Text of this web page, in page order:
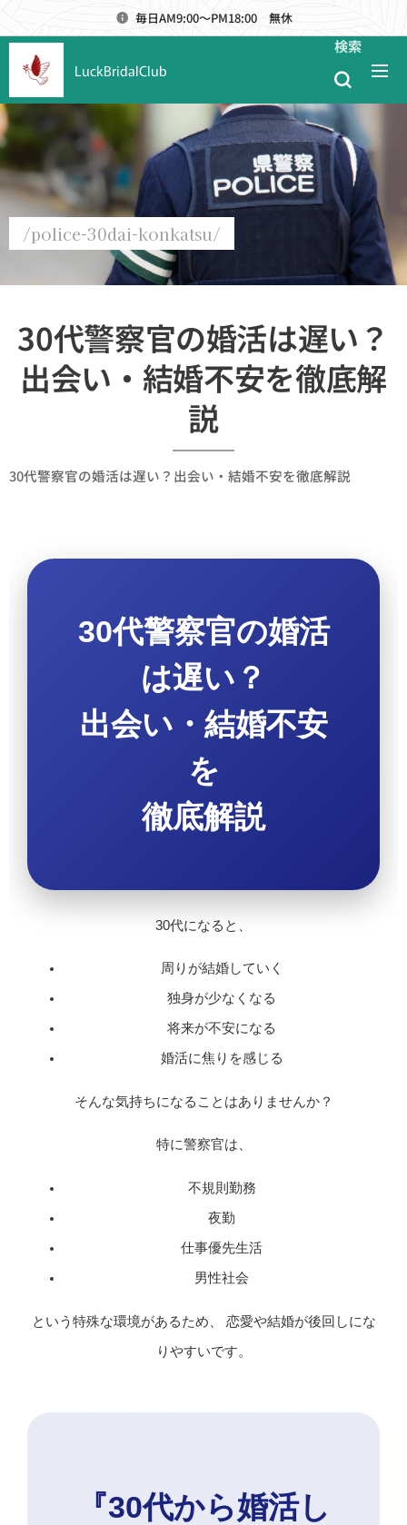
毎日AM9:00～PM18:00 無休
LuckBridalClub
検索
/police-30dai-konkatsu/
30代警察官の婚活は遅い？
出会い・結婚不安を徹底解
説
30代警察官の婚活は遅い？出会い・結婚不安を徹底解説
30代警察官の婚活
は遅い？
出会い・結婚不安
を
徹底解説
30代になると、
周りが結婚していく
独身が少なくなる
将来が不安になる
婚活に焦りを感じる
そんな気持ちになることはありませんか？
特に警察官は、
不規則勤務
夜勤
仕事優先生活
男性社会
という特殊な環境があるため、 恋愛や結婚が後回しにな
りやすいです。
『30代から婚活し